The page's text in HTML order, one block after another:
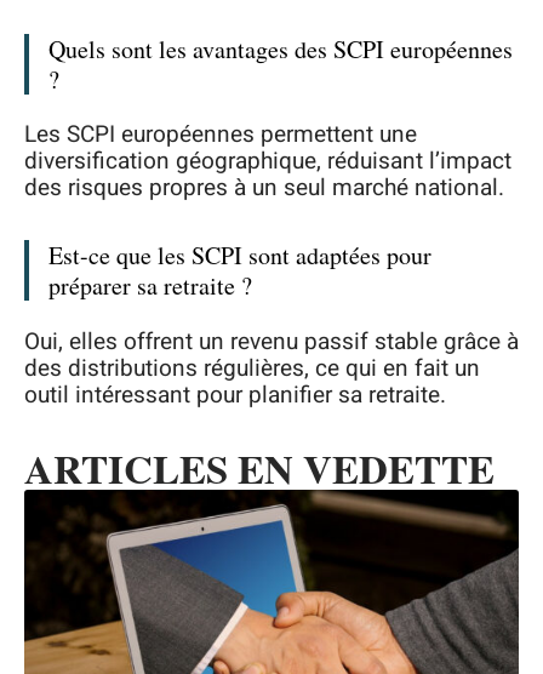
Quels sont les avantages des SCPI européennes
?
Les SCPI européennes permettent une
diversification géographique, réduisant l’impact
des risques propres à un seul marché national.
Est-ce que les SCPI sont adaptées pour
préparer sa retraite ?
Oui, elles offrent un revenu passif stable grâce à
des distributions régulières, ce qui en fait un
outil intéressant pour planifier sa retraite.
ARTICLES EN VEDETTE